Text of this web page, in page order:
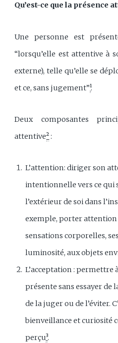
Qu’est-ce que la présence
Une personne est
“lorsqu’elle est attentive à
externe), telle qu’elle se
et ce, sans jugement”¹.
Deux composantes
attentive²:
L’attention: diriger son
intentionnelle vers ce qui
l’extérieur de soi dans
exemple, porter attention
sensations corporelles,
luminosité, aux objets
L’acceptation : permettre
présente sans essayer de
de la juger ou de l’éviter.
bienveillance et curiosité
perçu³.